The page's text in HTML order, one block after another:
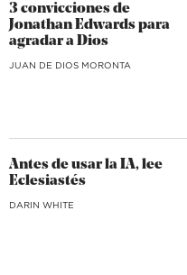
3 convicciones de
Jonathan Edwards para
agradar a Dios
JUAN DE DIOS MORONTA
Antes de usar la IA, lee
Eclesiastés
DARIN WHITE